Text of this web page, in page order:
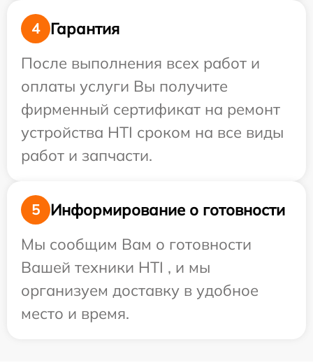
4
Гарантия
После выполнения всех работ и
оплаты услуги Вы получите
фирменный сертификат на ремонт
устройства HTI сроком на все виды
работ и запчасти.
5
Информирование о готовности
Мы сообщим Вам о готовности
Вашей техники HTI , и мы
организуем доставку в удобное
место и время.